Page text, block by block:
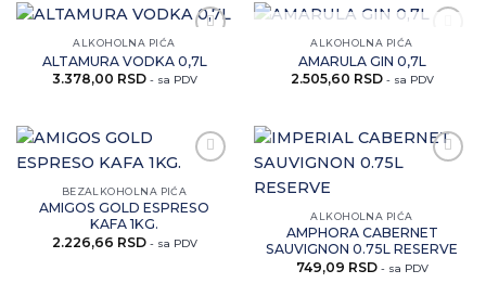
ovaj
artikal
ALKOHOLNA PIĆA
ALTAMURA VODKA 0,7L
3.378,00 RSD - sa PDV
ovaj
artikal
NEMA NA ZALIHAMA
ALKOHOLNA PIĆA
AMARULA GIN 0,7L
2.505,60 RSD - sa PDV
artikal
BEZALKOHOLNA PIĆA
AMIGOS GOLD ESPRESO
KAFA 1KG.
2.226,66 RSD - sa PDV
ALKOHOLNA PIĆA
AMPHORA CABERNET
SAUVIGNON 0.75L RESERVE
749,09 RSD - sa PDV